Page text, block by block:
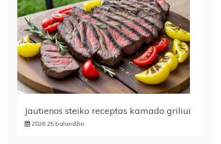
Jautienos steiko receptas kamado griliui
2026 25 balandžio